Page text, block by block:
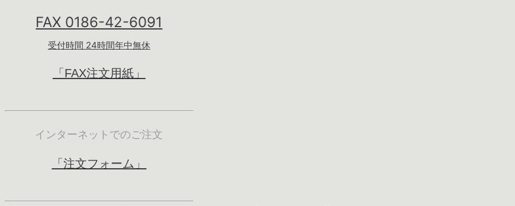
FAX 0186-42-6091
受付時間 24時間年中無休
「FAX注文用紙」
インターネットでのご注文
「注文フォーム」